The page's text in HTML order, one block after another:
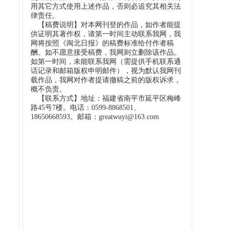
用其它方式使用上述作品，否则必追究其相关法
律责任。
【稿费说明】对本网刊登的作品，如作者能提
供证明其著作权，请第一时间主动联系我网，我
网将按照《闽北日报》的稿费标准给付作者稿
酬。如不愿意接受稿费，我网则立删除该作品。
如第一时间，未能联系我网（需提供手机联系通
话记录和邮箱版权申明邮件），视为默认我网刊
载作品，我网对作者提请撤稿之前的版权诉求，
概不负责。
【联系方式】地址：福建省南平市延平区梅峰
路45号7楼。电话：0599-8868501、
18650668593。邮箱：greatwuyi@163.com